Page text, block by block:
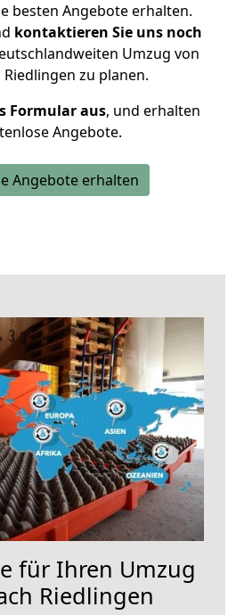
besten Angebote erhalten.
kontaktieren Sie uns noch
Umzug von
Riedlingen zu planen.
Formular aus, und erhalten
Angebote.
Angebote erhalten
für Ihren Umzug
Riedlingen